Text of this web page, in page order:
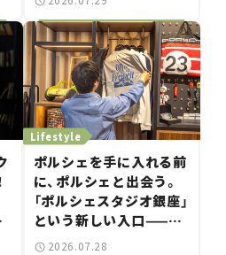
とホビー】
ポルシェを手に入れる前
に、ポルシェと出会う。
「ポルシェスタジオ銀座」
という新しい入口——連
載｜CCGとクルマでどう
Lifestyle
2026.07.28